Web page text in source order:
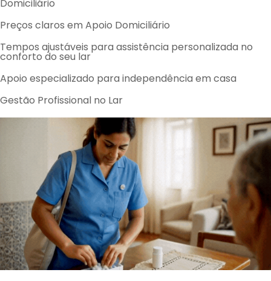
Domiciliário
Preços claros em Apoio Domiciliário
Tempos ajustáveis para assistência personalizada no
conforto do seu lar
Apoio especializado para independência em casa
Gestão Profissional no Lar